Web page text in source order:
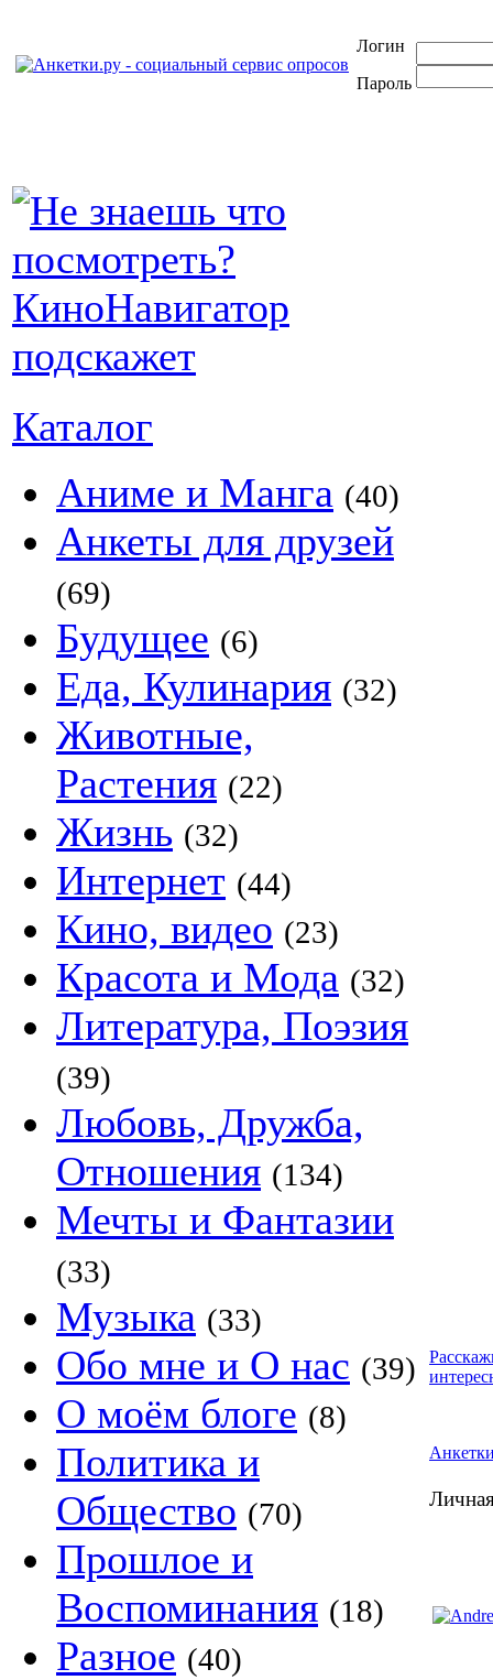
Логин
Пароль
Каталог
Аниме и Манга (40)
Анкеты для друзей
(69)
Будущее (6)
Еда, Кулинария (32)
Животные,
Растения (22)
Жизнь (32)
Интернет (44)
Кино, видео (23)
Красота и Мода (32)
Литература, Поэзия
(39)
Любовь, Дружба,
Отношения (134)
Мечты и Фантазии
(33)
Музыка (33)
Обо мне и О нас (39)
О моём блоге (8)
Политика и
Общество (70)
Прошлое и
Воспоминания (18)
Разное (40)